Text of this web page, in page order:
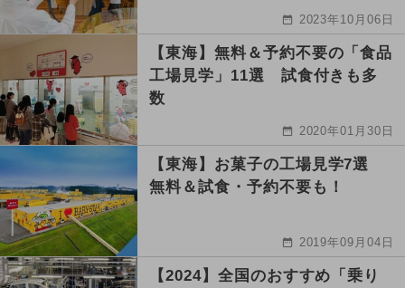
2023年10月06日
【東海】無料＆予約不要の「食品
工場見学」11選 試食付きも多
数
2020年01月30日
【東海】お菓子の工場見学7選
無料＆試食・予約不要も！
2019年09月04日
【2024】全国のおすすめ「乗り